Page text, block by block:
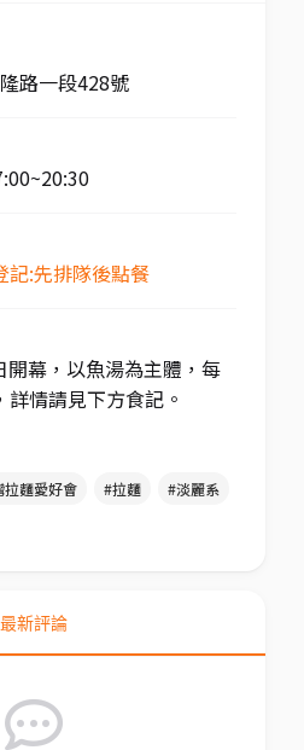
路一段428號
記:先排隊後點餐
幕，以魚湯為主體，每
情請見下方食記。
拉麵愛好會 #拉麵
#淡麗系
最新評論